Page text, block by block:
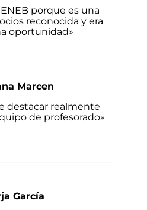
porque es una
reconocida y era
oportunidad»
Marcen
destacar realmente
de profesorado»
García